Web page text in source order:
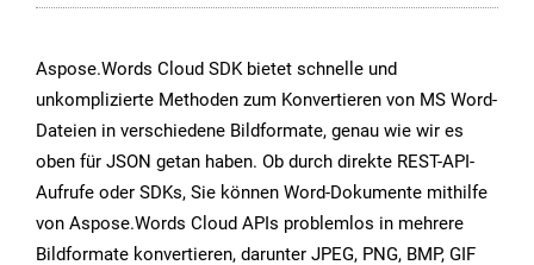
Aspose.Words Cloud SDK bietet schnelle und
unkomplizierte Methoden zum Konvertieren von MS Word-
Dateien in verschiedene Bildformate, genau wie wir es
oben für JSON getan haben. Ob durch direkte REST-API-
Aufrufe oder SDKs, Sie können Word-Dokumente mithilfe
von Aspose.Words Cloud APIs problemlos in mehrere
Bildformate konvertieren, darunter JPEG, PNG, BMP, GIF